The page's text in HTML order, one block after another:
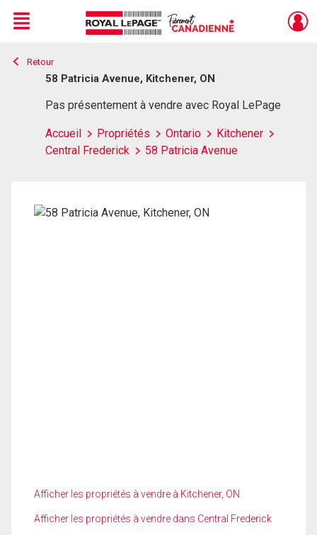
Live
En Direct
Menu
Retour
58 Patricia Avenue, Kitchener, ON
Pas présentement à vendre avec Royal LePage
Accueil Propriétés Ontario
Kitchener
Central Frederick
58 Patricia Avenue
Afficher les propriétés à vendre à Kitchener, ON
Afficher les propriétés à vendre dans Central Frederick